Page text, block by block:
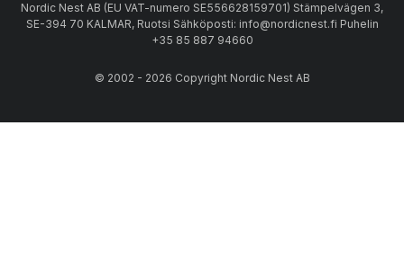
Nordic Nest AB (EU VAT-numero SE556628159701) Stämpelvägen 3,
SE-394 70 KALMAR, Ruotsi Sähköposti: info@nordicnest.fi Puhelin
+35 85 887 94660
© 2002 - 2026 Copyright Nordic Nest AB